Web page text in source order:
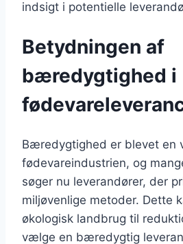
indsigt i potentielle
Betydningen af
bæredygtighed i
Bæredygtighed er blevet en
fødevareindustrien, og
søger nu leverandører, der
miljøvenlige metoder. Dette
økologisk landbrug til
vælge en bæredygtig